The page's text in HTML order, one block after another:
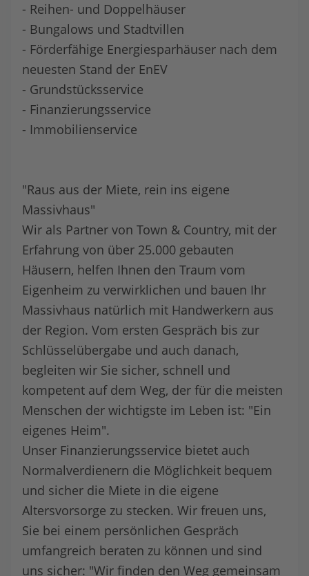
- Reihen- und Doppelhäuser
- Bungalows und Stadtvillen
- Förderfähige Energiesparhäuser nach dem
neuesten Stand der EnEV
- Grundstücksservice
- Finanzierungsservice
- Immobilienservice
"Raus aus der Miete, rein ins eigene
Massivhaus"
Wir als Partner von Town & Country, mit der
Erfahrung von über 25.000 gebauten
Häusern, helfen Ihnen den Traum vom
Eigenheim zu verwirklichen und bauen Ihr
Massivhaus natürlich mit Handwerkern aus
der Region. Vom ersten Gespräch bis zur
Schlüsselübergabe und auch danach,
begleiten wir Sie sicher, schnell und
kompetent auf dem Weg, der für die meisten
Menschen der wichtigste im Leben ist: "Ein
eigenes Heim".
Unser Finanzierungsservice bietet auch
Normalverdienern die Möglichkeit bequem
und sicher die Miete in die eigene
Altersvorsorge zu stecken. Wir freuen uns,
Sie bei einem persönlichen Gespräch
umfangreich beraten zu können und sind
uns sicher: "Wir finden den Weg gemeinsam